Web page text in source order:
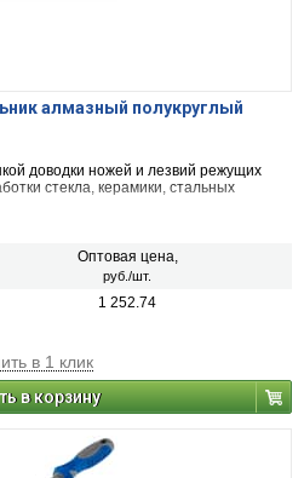
алмазный полукруглый
доводки ножей и лезвий режущих
стекла, керамики, стальных
Оптовая цена,
руб./шт.
1 252.74
в 1 клик
в корзину